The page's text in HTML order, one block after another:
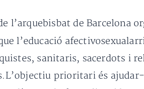
l’arquebisbat de Barcelona
l’educació
sanitaris, sacerdots i
prioritari és